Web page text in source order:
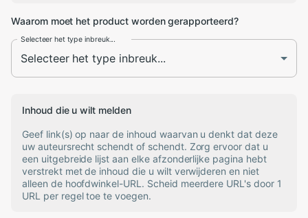
Waarom moet het product worden gerapporteerd?
Selecteer het type inbreuk...
Inhoud die u wilt melden
Geef link(s) op naar de inhoud waarvan u denkt dat deze
uw auteursrecht schendt of schendt. Zorg ervoor dat u
een uitgebreide lijst aan elke afzonderlijke pagina hebt
verstrekt met de inhoud die u wilt verwijderen en niet
alleen de hoofdwinkel-URL. Scheid meerdere URL's door 1
URL per regel toe te voegen.